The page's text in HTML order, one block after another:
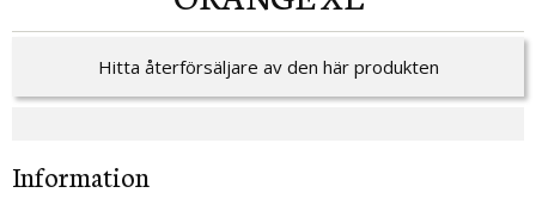
Hitta återförsäljare av den här produkten
Information